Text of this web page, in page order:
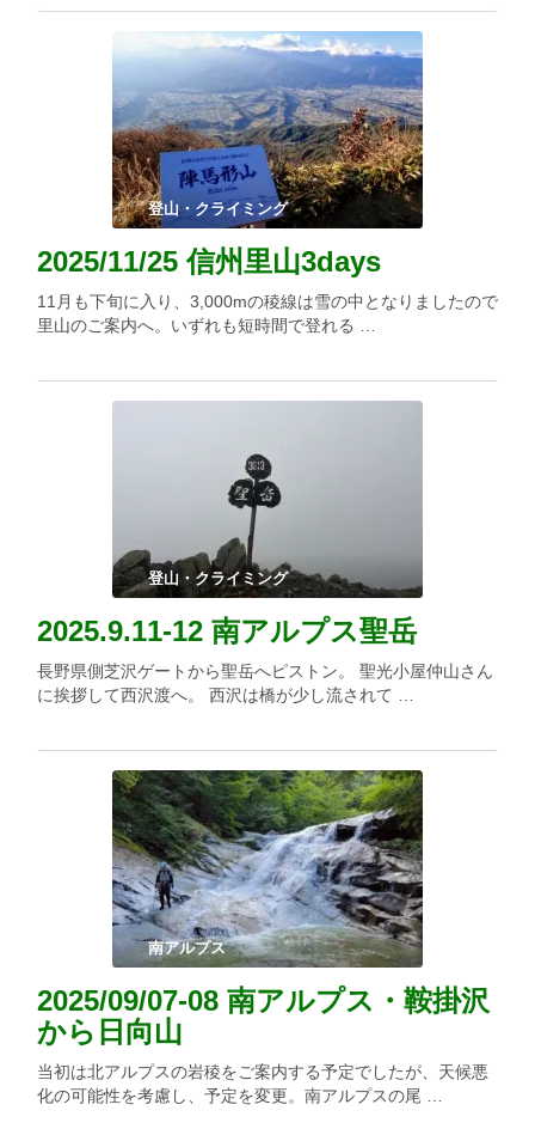
登山・クライミング
2025/11/25 信州里山3days
11月も下旬に入り、3,000mの稜線は雪の中となりましたので
里山のご案内へ。いずれも短時間で登れる …
登山・クライミング
2025.9.11-12 南アルプス聖岳
長野県側芝沢ゲートから聖岳へピストン。 聖光小屋仲山さん
に挨拶して西沢渡へ。 西沢は橋が少し流されて …
南アルプス
2025/09/07-08 南アルプス・鞍掛沢
から日向山
当初は北アルプスの岩稜をご案内する予定でしたが、天候悪
化の可能性を考慮し、予定を変更。南アルプスの尾 …